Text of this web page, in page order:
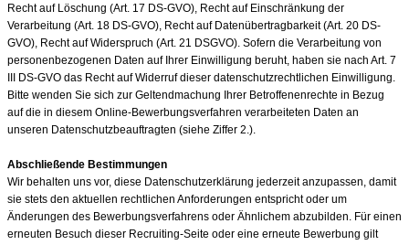
Recht auf Löschung (Art. 17 DS-GVO), Recht auf Einschränkung der
Verarbeitung (Art. 18 DS-GVO), Recht auf Datenübertragbarkeit (Art. 20 DS-
GVO), Recht auf Widerspruch (Art. 21 DSGVO). Sofern die Verarbeitung von
personenbezogenen Daten auf Ihrer Einwilligung beruht, haben sie nach Art. 7
III DS-GVO das Recht auf Widerruf dieser datenschutzrechtlichen Einwilligung.
Bitte wenden Sie sich zur Geltendmachung Ihrer Betroffenenrechte in Bezug
auf die in diesem Online-Bewerbungsverfahren verarbeiteten Daten an
unseren Datenschutzbeauftragten (siehe Ziffer 2.).
Abschließende Bestimmungen
Wir behalten uns vor, diese Datenschutzerklärung jederzeit anzupassen, damit
sie stets den aktuellen rechtlichen Anforderungen entspricht oder um
Änderungen des Bewerbungsverfahrens oder Ähnlichem abzubilden. Für einen
erneuten Besuch dieser Recruiting-Seite oder eine erneute Bewerbung gilt